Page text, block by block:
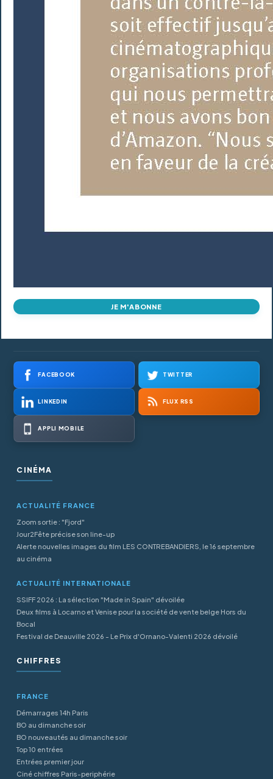
JE M'ABONNE
FACEBOOK TWITTER
LINKEDIN FLUX RSS
APPLI MOBILE
CINÉMA
ACTUALITÉ FRANCE
Zoom sortie : "Fjord"
Jour2Fête précise son line-up
Alerte nouvelles images du film LES CONTREBANDIERS, le 16 septembre
au cinéma
ACTUALITÉ INTERNATIONALE
SSIFF 2026 : La sélection "Made in Spain" dévoilée
Deux films à Locarno et Venise pour la société de vente belge Hors du
Bocal
Festival de Deauville 2026 - Le Prix d'Ornano-Valenti 2026 dévoilé
CHIFFRES
FRANCE
Démarrages 14h Paris
BO au dimanche soir
BO nouveautés au dimanche soir
Top 10 entrées
Entrées premier jour
Ciné chiffres Paris-periphérie